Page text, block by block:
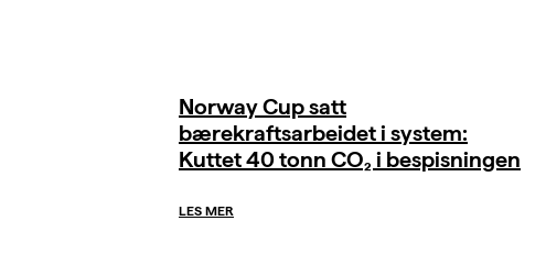
Norway Cup satt
bærekraftsarbeidet i system:
Kuttet 40 tonn CO₂ i bespisningen
LES MER